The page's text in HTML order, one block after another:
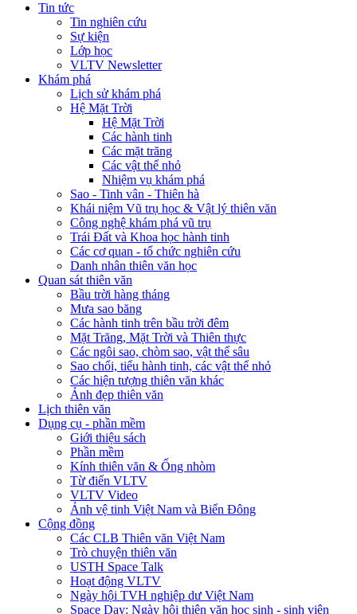
Tin tức
Tin nghiên cứu
Sự kiện
Lớp học
VLTV Newsletter
Khám phá
Lịch sử khám phá
Hệ Mặt Trời
Hệ Mặt Trời
Các hành tinh
Các mặt trăng
Các vật thể nhỏ
Nhiệm vụ khám phá
Sao - Tinh vân - Thiên hà
Khái niệm Vũ trụ học & Vật lý thiên văn
Công nghệ khám phá vũ trụ
Trái Đất và Khoa học hành tinh
Các cơ quan - tổ chức nghiên cứu
Danh nhân thiên văn học
Quan sát thiên văn
Bầu trời hàng tháng
Mưa sao băng
Các hành tinh trên bầu trời đêm
Mặt Trăng, Mặt Trời và Thiên thực
Các ngôi sao, chòm sao, vật thể sâu
Sao chổi, tiểu hành tinh, các vật thể nhỏ
Các hiện tượng thiên văn khác
Ảnh đẹp thiên văn
Lịch thiên văn
Dụng cụ - phần mềm
Giới thiệu sách
Phần mềm
Kính thiên văn & Ống nhòm
Từ điển VLTV
VLTV Video
Ảnh vệ tinh Việt Nam và Biển Đông
Cộng đồng
Các CLB Thiên văn Việt Nam
Trò chuyện thiên văn
USTH Space Talk
Hoạt động VLTV
Ngày hội TVH nghiệp dư Việt Nam
Space Day: Ngày hội thiên văn học sinh - sinh viên